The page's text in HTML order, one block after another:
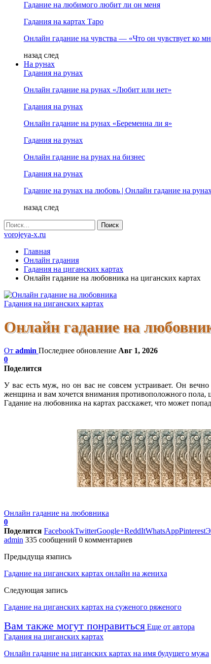
Гадание на любимого любит ли он меня
Гадания на картах Таро
Онлайн гадание на чувства — «Что он чувствует ко
назад след
На рунах
Гадания на рунах
Онлайн гадание на рунах «Любит или нет»
Гадания на рунах
Онлайн гадание на рунах «Беременна ли я»
Гадания на рунах
Онлайн гадание на рунах на бизнес
Гадания на рунах
Гадание на рунах на любовь | Онлайн гадание на
назад след
vorojeya-x.ru
Главная
Онлайн гадания
Гадания на циганских картах
Онлайн гадание на любовника на циганских картах
Гадания на циганских картах
Онлайн гадание на
От admin Последнее обновление Авг 1, 2026
0
Поделится
У вас есть муж, но он вас не совсем устраивает. Он
женщина и вам хочется внимания противоположного пола,
Гадание на любовника на картах расскажет, что может
Онлайн гадание на любовника
0
Поделится FacebookTwitterGoogle+ReddItWhatsAppPinterest
admin 335 сообщений 0 комментариев
Предыдуща язапись
Гадание на циганских картах онлайн на жениха
Следующая запись
Гадание на циганских картах на суженого ряженого
Вам также могут понравиться Еще от автора
Гадания на циганских картах
Онлайн гадание на циганских картах на имя будущего мужа